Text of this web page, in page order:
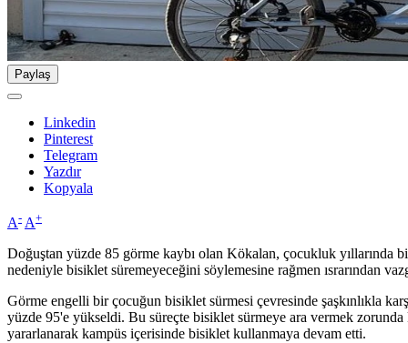
Paylaş
Linkedin
Pinterest
Telegram
Yazdır
Kopyala
A- A+
Doğuştan yüzde 85 görme kaybı olan Kökalan, çocukluk yıllarında
nedeniyle bisiklet süremeyeceğini söylemesine rağmen ısrarından
Görme engelli bir çocuğun bisiklet sürmesi çevresinde şaşkınlıkla
yüzde 95'e yükseldi. Bu süreçte bisiklet sürmeye ara vermek zorunda
yararlanarak kampüs içerisinde bisiklet kullanmaya devam etti.